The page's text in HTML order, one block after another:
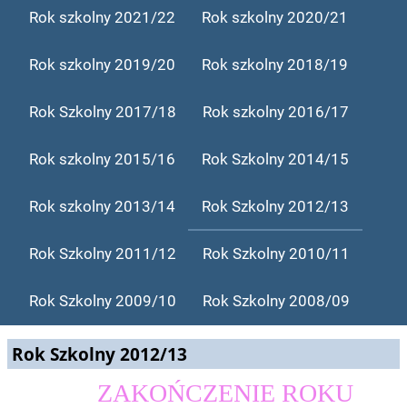
Rok szkolny 2021/22 Rok szkolny 2020/21
Rok szkolny 2019/20 Rok szkolny 2018/19
Rok Szkolny 2017/18 Rok szkolny 2016/17
Rok szkolny 2015/16 Rok Szkolny 2014/15
Rok szkolny 2013/14 Rok Szkolny 2012/13
Rok Szkolny 2011/12 Rok Szkolny 2010/11
Rok Szkolny 2009/10 Rok Szkolny 2008/09
Rok Szkolny 2012/13
ZAKOŃCZENIE ROKU